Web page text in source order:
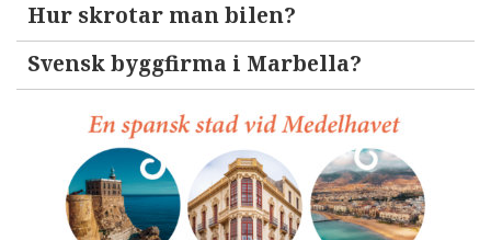
Hur skrotar man bilen?
Svensk byggfirma i Marbella?